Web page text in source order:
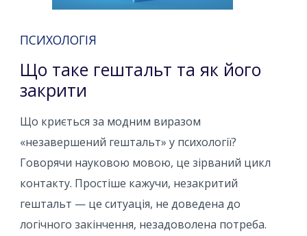
ПСИХОЛОГІЯ
Що таке гештальт та як його
закрити
Що криється за модним виразом
«незавершений гештальт» у психології?
Говорячи науковою мовою, це зірваний цикл
контакту. Простіше кажучи, незакритий
гештальт — це ситуація, не доведена до
логічного закінчення, незадоволена потреба.